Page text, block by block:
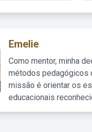
Emelie
Como mentor, minha
métodos pedagógicos
missão é orientar os
educacionais